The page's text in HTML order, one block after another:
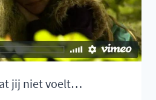
jij niet voelt…